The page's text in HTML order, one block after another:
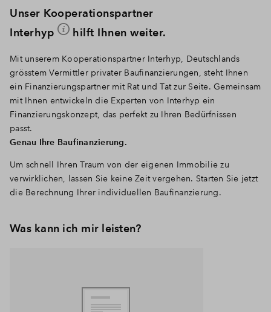
Unser Kooperationspartner
Interhyp
hilft Ihnen weiter.
Mit unserem Kooperationspartner Interhyp, Deutschlands
grösstem Vermittler privater Baufinanzierungen, steht Ihnen
ein Finanzierungspartner mit Rat und Tat zur Seite. Gemeinsam
mit Ihnen entwickeln die Experten von Interhyp ein
Finanzierungskonzept, das perfekt zu Ihren Bedürfnissen
passt.
Genau Ihre Baufinanzierung.
Um schnell Ihren Traum von der eigenen Immobilie zu
verwirklichen, lassen Sie keine Zeit vergehen. Starten Sie jetzt
die Berechnung Ihrer individuellen Baufinanzierung.
Was kann ich mir leisten?